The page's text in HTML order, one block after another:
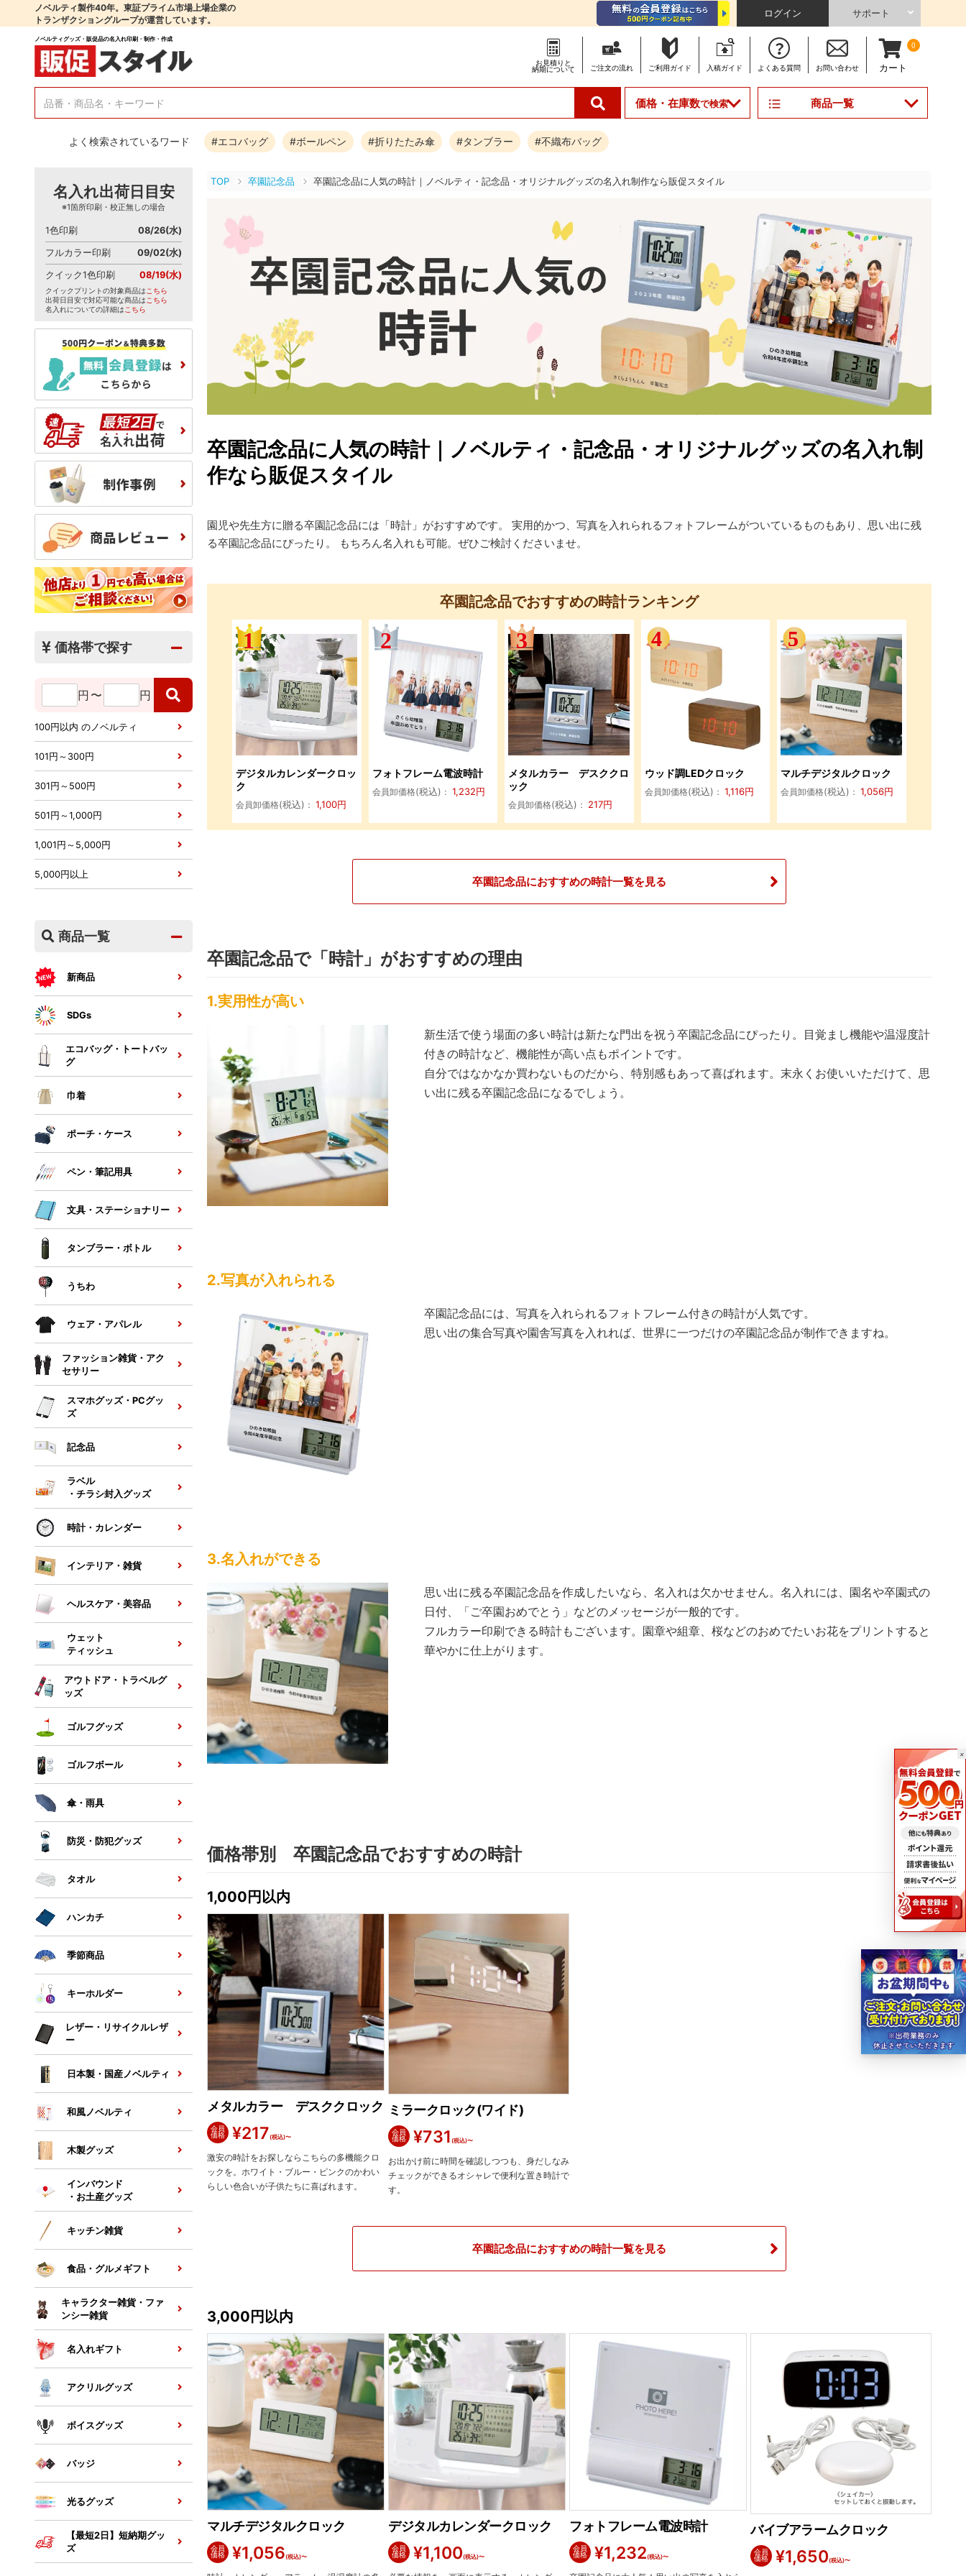
ノベルティ製作40年。東証プライム市場上場企業の
トランザクショングループが運営しています。
ログイン サポート
ノベルティグッズ・販促品の名入れ印刷・制作・作成
お見積りと
納期について
ご注文の流れ ご利用ガイド 入稿ガイド よくある質問 お問い合わせ
0
カート
価格・在庫数で検索 商品一覧
よく検索されているワード #エコバッグ #ボールペン #折りたたみ傘 #タンブラー #不織布バッグ
TOP 卒園記念品 卒園記念品に人気の時計｜ノベルティ・記念品・オリジナルグッズの名入れ制作なら販促スタイル
卒園記念品に人気の時計｜ノベルティ・記念品・オリジナルグッズの名入れ制
作なら販促スタイル
園児や先生方に贈る卒園記念品には「時計」がおすすめです。 実用的かつ、写真を入れられるフォトフレームがついているものもあり、思い出に残
る卒園記念品にぴったり。 もちろん名入れも可能。ぜひご検討くださいませ。
卒園記念品でおすすめの時計ランキング
デジタルカレンダークロッ
ク
会員卸価格(税込) ： 1,100円
フォトフレーム電波時計
会員卸価格(税込) ： 1,232円
メタルカラー デスククロ
ック
会員卸価格(税込) ： 217円
ウッド調LEDクロック
会員卸価格(税込) ： 1,116円
マルチデジタルクロック
会員卸価格(税込) ：1,056円
卒園記念品におすすめの時計一覧を見る
卒園記念品で「時計」がおすすめの理由
1.実用性が高い
新生活で使う場面の多い時計は新たな門出を祝う卒園記念品にぴったり。目覚まし機能や温湿度計
付きの時計など、機能性が高い点もポイントです。
自分ではなかなか買わないものだから、特別感もあって喜ばれます。末永くお使いいただけて、思
い出に残る卒園記念品になるでしょう。
2.写真が入れられる
卒園記念品には、写真を入れられるフォトフレーム付きの時計が人気です。
思い出の集合写真や園舎写真を入れれば、世界に一つだけの卒園記念品が制作できますね。
3.名入れができる
思い出に残る卒園記念品を作成したいなら、名入れは欠かせません。名入れには、園名や卒園式の
日付、「ご卒園おめでとう」などのメッセージが一般的です。
フルカラー印刷できる時計もございます。園章や組章、桜などのおめでたいお花をプリントすると
華やかに仕上がります。
価格帯別 卒園記念品でおすすめの時計
1,000円以内
メタルカラー デスククロック
会員
価格
¥217(税込)〜
激安の時計をお探しならこちらの多機能クロ
ックを。ホワイト・ブルー・ピンクのかわい
らしい色合いが子供たちに喜ばれます。
ミラークロック(ワイド)
会員
価格
¥731 (税込)〜
お出かけ前に時間を確認しつつも、身だしなみ
チェックができるオシャレで便利な置き時計で
す。
卒園記念品におすすめの時計一覧を見る
3,000円以内
マルチデジタルクロック
会員
価格
¥1,056(税込)〜
デジタルカレンダークロック
会員
価格
¥1,100(税込)〜
フォトフレーム電波時計
会員
価格
¥1,232(税込)〜
バイブアラームクロック
会員
価格
¥1,650(税込)〜
名入れ出荷日目安
※1箇所印刷・校正無しの場合
1色印刷 08/26(水)
フルカラー印刷 09/02(水)
クイック1色印刷 08/19(水)
クイックプリントの対象商品は こちら
出荷日目安で対応可能な商品は こちら
名入れについての詳細は こちら
価格帯で探す
円 〜 円
100円以内 のノベルティ
101円～300円
301円～500円
501円～1,000円
1,001円～5,000円
5,000円以上
商品一覧
新商品
SDGs
エコバッグ・トートバッ
グ
巾着
ポーチ・ケース
ペン・筆記用具
文具・ステーショナリー
タンブラー・ボトル
うちわ
ウェア・アパレル
ファッション雑貨・アク
セサリー
スマホグッズ・PCグッ
ズ
記念品
ラベル
・チラシ封入グッズ
時計・カレンダー
インテリア・雑貨
ヘルスケア・美容品
ウェット
ティッシュ
アウトドア・トラベルグ
ッズ
ゴルフグッズ
ゴルフボール
傘・雨具
防災・防犯グッズ
タオル
ハンカチ
季節商品
キーホルダー
レザー・リサイクルレザ
ー
日本製・国産ノベルティ
和風ノベルティ
木製グッズ
インバウンド
・お土産グッズ
キッチン雑貨
食品・グルメギフト
キャラクター雑貨・ファ
ンシー雑貨
名入れギフト
アクリルグッズ
ボイスグッズ
バッジ
光るグッズ
【最短2日】短納期グッ
ズ
×
×